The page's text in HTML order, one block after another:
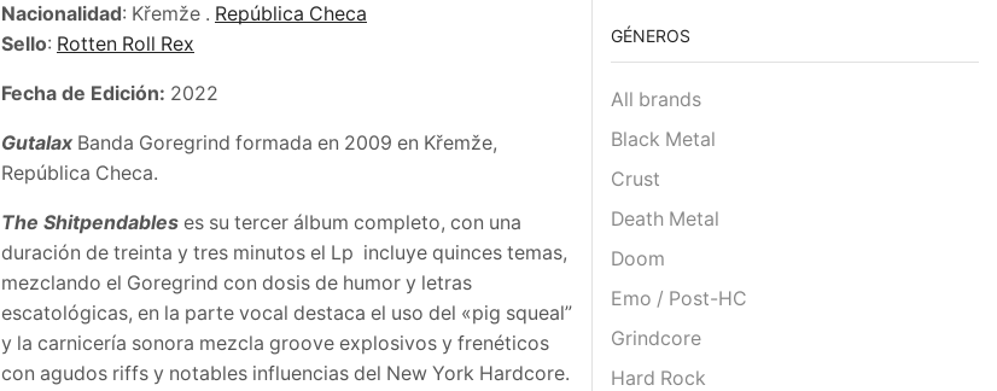
Nacionalidad: Křemže . República Checa
Sello: Rotten Roll Rex
Fecha de Edición: 2022
Gutalax Banda Goregrind formada en 2009 en Křemže,
República Checa.
The Shitpendables es su tercer álbum completo, con una
duración de treinta y tres minutos el Lp incluye quinces temas,
mezclando el Goregrind con dosis de humor y letras
escatológicas, en la parte vocal destaca el uso del «pig squeal”
y la carnicería sonora mezcla groove explosivos y frenéticos
con agudos riffs y notables influencias del New York Hardcore.
GÉNEROS
All brands
Black Metal
Crust
Death Metal
Doom
Emo / Post-HC
Grindcore
Hard Rock